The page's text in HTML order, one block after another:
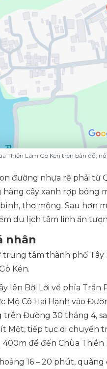
Thiền Lâm Gò Kén trên bản đồ,
đường nhựa rẽ phải từ
cây xanh rợp bóng
thơ mộng. Sau hơn
du lịch tâm linh ấn
nhân
tâm thành phố
Kén.
lên Bời Lời về phía Trần
Mộ Cô Hai Hạnh vào
Đường 30 tháng 4,
Một, tiếp tục di chuyển
để đến Chùa Thiền
16 – 20 phút,